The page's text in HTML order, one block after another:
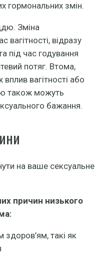
гормональних змін.
Зміна
вагітності, відразу
під час годування
потяг. Втома,
вагітності або
також можуть
бажання.
на ваше сексуальне
причин низького
здоров’ям, такі як